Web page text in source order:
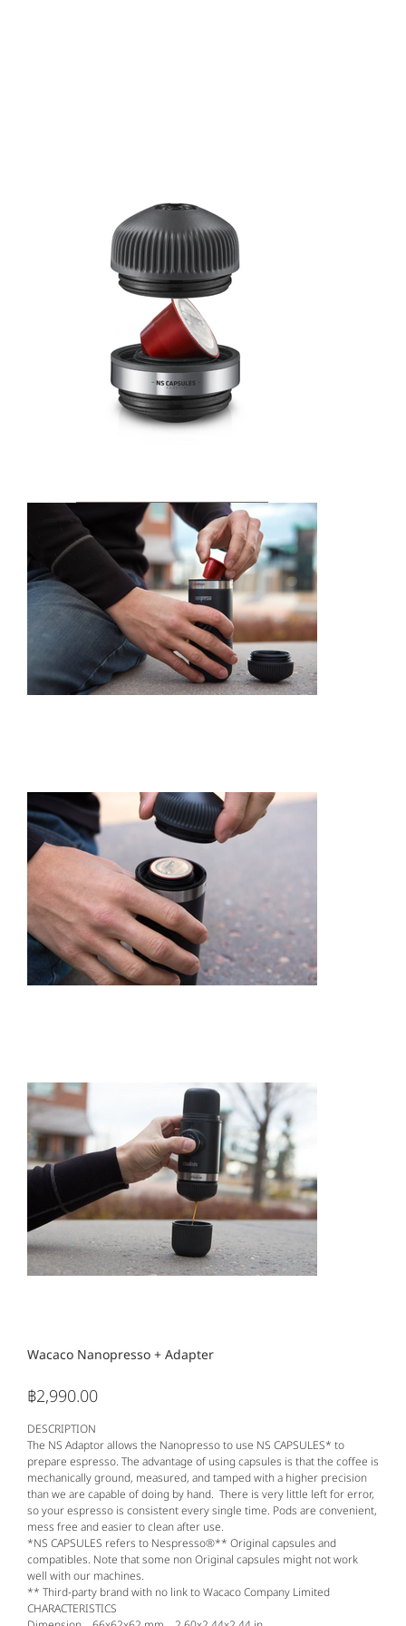
Wacaco Nanopresso + Adapter
ราคา
฿2,990.00
DESCRIPTION
The NS Adaptor allows the Nanopresso to use NS CAPSULES* to
prepare espresso. The advantage of using capsules is that the coffee is
mechanically ground, measured, and tamped with a higher precision
than we are capable of doing by hand. There is very little left for error,
so your espresso is consistent every single time. Pods are convenient,
mess free and easier to clean after use.
*NS CAPSULES refers to Nespresso®** Original capsules and
compatibles. Note that some non Original capsules might not work
well with our machines.
** Third-party brand with no link to Wacaco Company Limited
CHARACTERISTICS